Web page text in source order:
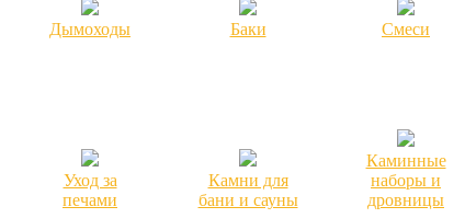
Дымоходы Баки Смеси
Уход за
печами
Камни для
бани и сауны
Каминные
наборы и
дровницы